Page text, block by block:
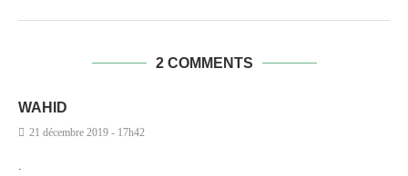
2 COMMENTS
WAHID
21 décembre 2019 - 17h42
.